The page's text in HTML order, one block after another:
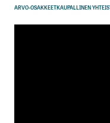
ARVO-OSAKKEETKAUPALLINEN